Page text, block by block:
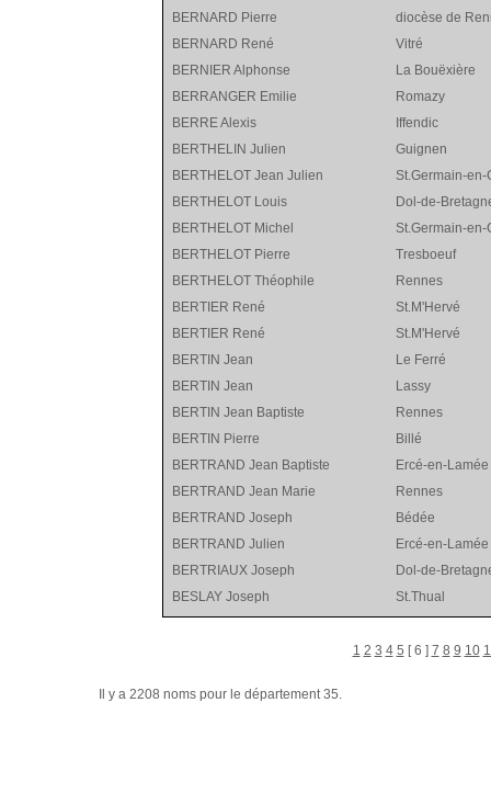
BERNARD Pierre
diocèse de
BERNARD René
Vitré
BERNIER Alphonse
La Bouëxière
BERRANGER Emilie
Romazy
BERRE Alexis
Iffendic
BERTHELIN Julien
Guignen
BERTHELOT Jean Julien
St.Germain-en-
BERTHELOT Louis
Dol-de-
BERTHELOT Michel
St.Germain-en-
BERTHELOT Pierre
Tresboeuf
BERTHELOT Théophile
Rennes
BERTIER René
St.M'Hervé
BERTIER René
St.M'Hervé
BERTIN Jean
Le Ferré
BERTIN Jean
Lassy
BERTIN Jean Baptiste
Rennes
BERTIN Pierre
Billé
BERTRAND Jean Baptiste
Ercé-en-Lamée
BERTRAND Jean Marie
Rennes
BERTRAND Joseph
Bédée
BERTRAND Julien
Ercé-en-Lamée
BERTRIAUX Joseph
Dol-de-
BESLAY Joseph
St.Thual
1 2 3 4 5 [ 6 ] 7 8 9 10
Il y a 2208 noms pour le département 35.